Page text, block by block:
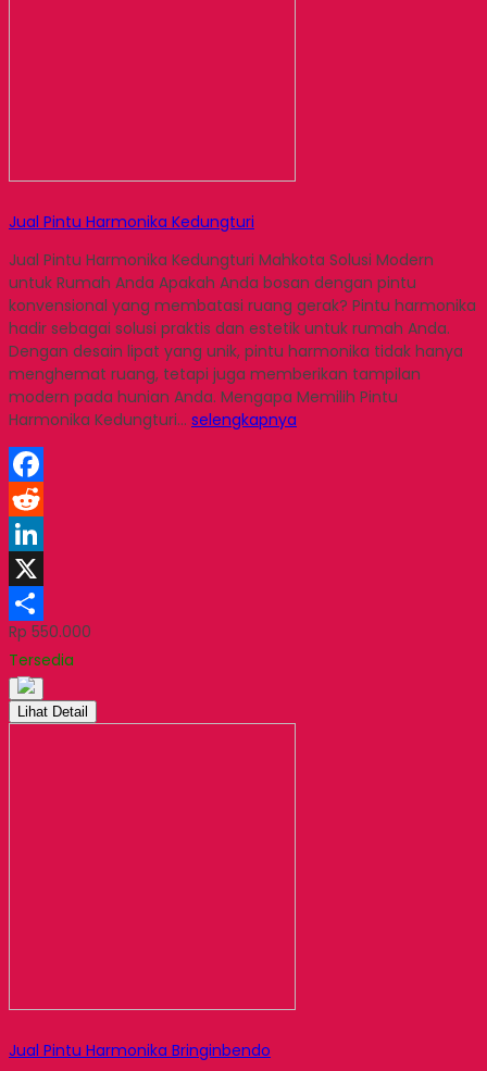
Jual Pintu Harmonika Kedungturi
Jual Pintu Harmonika Kedungturi Mahkota Solusi Modern
untuk Rumah Anda Apakah Anda bosan dengan pintu
konvensional yang membatasi ruang gerak? Pintu harmonika
hadir sebagai solusi praktis dan estetik untuk rumah Anda.
Dengan desain lipat yang unik, pintu harmonika tidak hanya
menghemat ruang, tetapi juga memberikan tampilan
modern pada hunian Anda. Mengapa Memilih Pintu
Harmonika Kedungturi… selengkapnya
Facebook
Reddit
LinkedIn
X
Share
Rp 550.000
Tersedia
Lihat Detail
Jual Pintu Harmonika Bringinbendo